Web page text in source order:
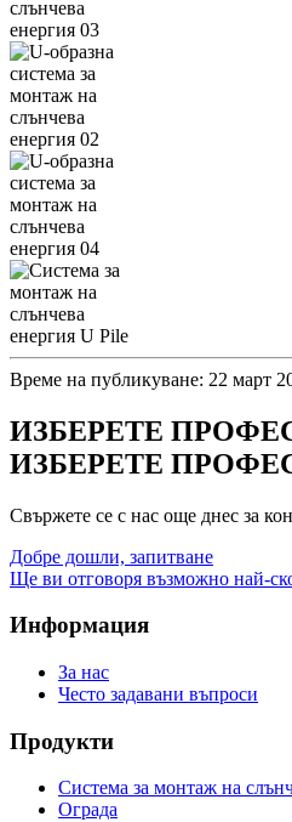
Време на публикуване: 22 март
ИЗБЕРЕТЕ
ИЗБЕРЕТЕ
Свържете се с нас още днес за
Добре дошли, запитване
Ще ви отговоря възможно най-
Информация
За нас
Често задавани въпроси
Продукти
Система за монтаж на
Ограда